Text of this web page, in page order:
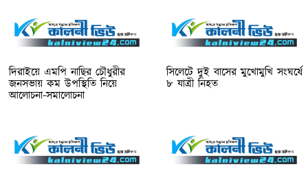
দিরাইয়ে এমপি নাছির চৌধুরীর
জনসভায় কম উপস্থিতি নিয়ে
আলোচনা-সমালোচনা
সিলেটে দুই বাসের মুখোমুখি সংঘর্ষে
৮ যাত্রী নিহত